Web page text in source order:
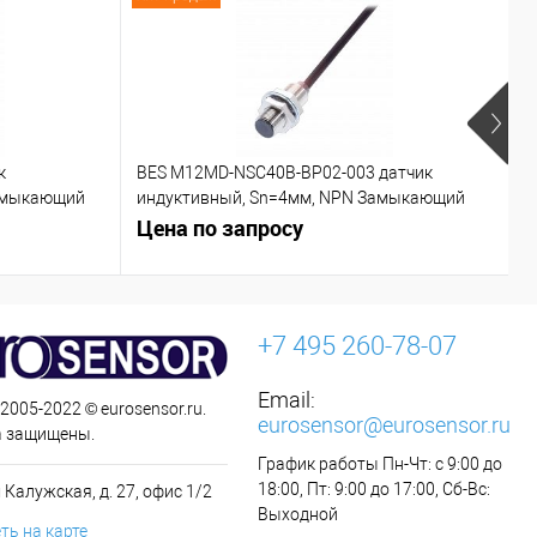
BES M12MD-NSC40B-BP02-003 датчик
индуктивный, Sn=4мм, NPN Замыкающий
контакт (NO)
Цена по запросу
2022 © eurosensor.ru.
защищены.
д. 27, офис 1/2
на карте
+7 495 260-78-07
Email:
eurosensor@eurosensor.ru
График работы Пн-Чт: с 9:00 до
18:00, Пт: 9:00 до 17:00, Сб-Вс:
Выходной